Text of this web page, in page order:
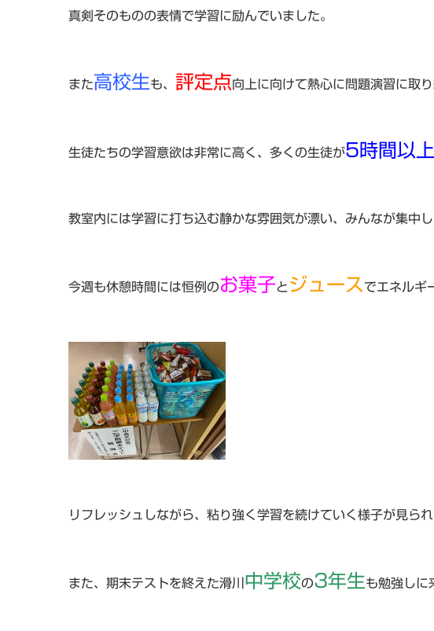
真剣そのものの表情で学習に励んでいました。
また高校生も、 評定点向上に向けて熱心に問題演習に取り
生徒たちの学習意欲は非常に高く、多くの生徒が5時間以上
教室内には学習に打ち込む静かな雰囲気が漂い、みんなが集中
今週も休憩時間には恒例のお菓子と ジュース でエネルギ
リフレッシュしながら、粘り強く学習を続けていく様子が見られ
また、期末テストを終えた滑川 中学校の3年生も勉強しに